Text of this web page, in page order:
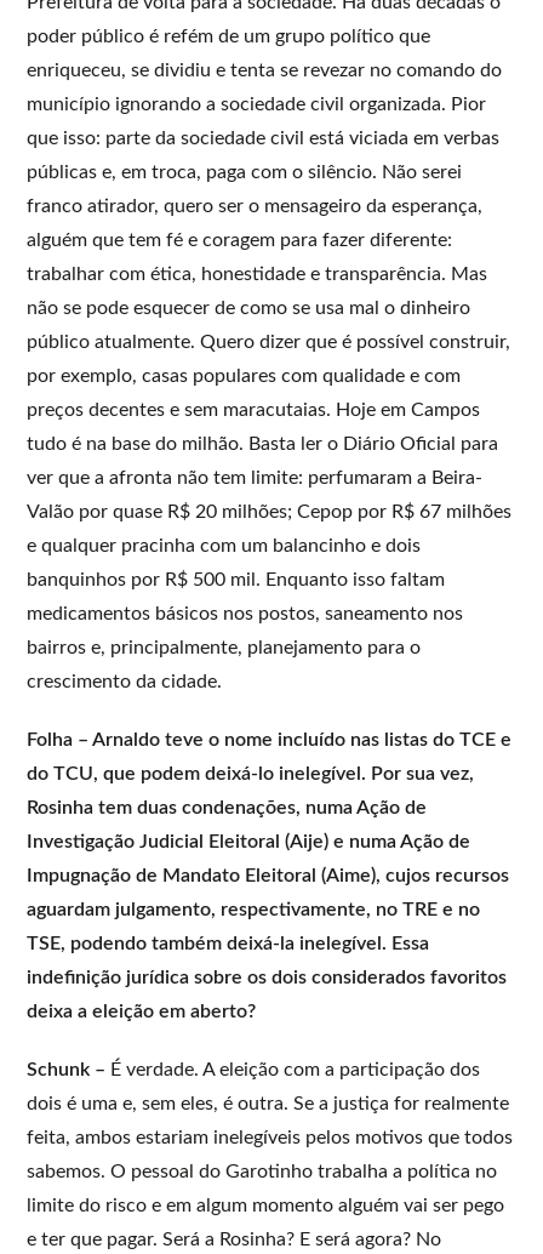
poder público é refém de um grupo político que
enriqueceu, se dividiu e tenta se revezar no comando do
município ignorando a sociedade civil organizada. Pior
que isso: parte da sociedade civil está viciada em verbas
públicas e, em troca, paga com o silêncio. Não serei
franco atirador, quero ser o mensageiro da esperança,
alguém que tem fé e coragem para fazer diferente:
trabalhar com ética, honestidade e transparência. Mas
não se pode esquecer de como se usa mal o dinheiro
público atualmente. Quero dizer que é possível construir,
por exemplo, casas populares com qualidade e com
preços decentes e sem maracutaias. Hoje em Campos
tudo é na base do milhão. Basta ler o Diário Oficial para
ver que a afronta não tem limite: perfumaram a Beira-
Valão por quase R$ 20 milhões; Cepop por R$ 67 milhões
e qualquer pracinha com um balancinho e dois
banquinhos por R$ 500 mil. Enquanto isso faltam
medicamentos básicos nos postos, saneamento nos
bairros e, principalmente, planejamento para o
crescimento da cidade.
Folha – Arnaldo teve o nome incluído nas listas do TCE e
do TCU, que podem deixá-lo inelegível. Por sua vez,
Rosinha tem duas condenações, numa Ação de
Investigação Judicial Eleitoral (Aije) e numa Ação de
Impugnação de Mandato Eleitoral (Aime), cujos recursos
aguardam julgamento, respectivamente, no TRE e no
TSE, podendo também deixá-la inelegível. Essa
indefinição jurídica sobre os dois considerados favoritos
deixa a eleição em aberto?
Schunk – É verdade. A eleição com a participação dos
dois é uma e, sem eles, é outra. Se a justiça for realmente
feita, ambos estariam inelegíveis pelos motivos que todos
sabemos. O pessoal do Garotinho trabalha a política no
limite do risco e em algum momento alguém vai ser pego
e ter que pagar. Será a Rosinha? E será agora? No